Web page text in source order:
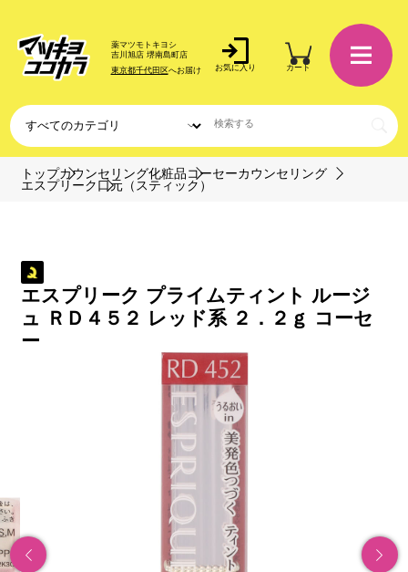
薬マツモトキヨシ
吉川旭店 堺南島町店
東京都千代田区へお届け お気に入り カート
トップカウンセリング化粧品 コーセーカウンセリング
エスプリーク 口元（スティック）
エスプリーク プライムティント ルージ
ュ ＲＤ４５２ レッド系 ２．２ｇ コーセ
ー